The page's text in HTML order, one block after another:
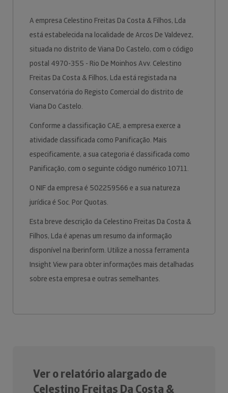
A empresa Celestino Freitas Da Costa & Filhos, Lda
está estabelecida na localidade de Arcos De Valdevez,
situada no distrito de Viana Do Castelo, com o código
postal 4970-355 - Rio De Moinhos Avv. Celestino
Freitas Da Costa & Filhos, Lda está registada na
Conservatória do Registo Comercial do distrito de
Viana Do Castelo.
Conforme a classificação CAE, a empresa exerce a
atividade classificada como Panificação. Mais
especificamente, a sua categoria é classificada como
Panificação, com o seguinte código numérico 10711.
O NIF da empresa é 502259566 e a sua natureza
jurídica é Soc. Por Quotas.
Esta breve descrição da Celestino Freitas Da Costa &
Filhos, Lda é apenas um resumo da informação
disponível na Iberinform. Utilize a nossa ferramenta
Insight View para obter informações mais detalhadas
sobre esta empresa e outras semelhantes.
Ver o relatório alargado de
Celestino Freitas Da Costa &